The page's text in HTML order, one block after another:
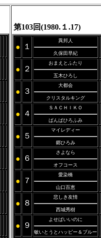
第103回(1980.１.17)
● １
異邦人
久保田早紀
● ２
おまえとふたり
五木ひろし
● ３
大都会
クリスタルキング
● ４
ＳＡＣＨＩＫＯ
ばんばひろふみ
● ５
マイレディー
郷ひろみ
● ６
さよなら
オフコース
● ７
愛染橋
山口百恵
● ８
悲しき友情
西城秀樹
● ９
よせばいいのに
敏いとうとハッピー＆ブルー